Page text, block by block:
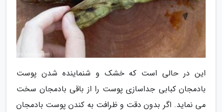
این در حالی است که خشک و شنماینده شدن پوست
بادمجان کبابی جداسازی پوست را از باقی بادمجان سخت
می نماید. اگر بدون دقت و ظرافت به کندن پوست بادمجان